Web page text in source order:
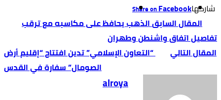
‫‫ شاركها‬
Share onFacebook
الذهب يحافظ على مكاسبه مع ترقب
تفاصيل اتفاق واشنطن وطهران
“التعاون الإسلامي” تدين افتتاح “إقليم أرض
الصومال” سفارة في القدس
alroya